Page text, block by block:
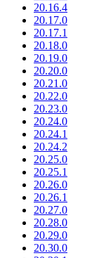
20.16.4
20.17.0
20.17.1
20.18.0
20.19.0
20.20.0
20.21.0
20.22.0
20.23.0
20.24.0
20.24.1
20.24.2
20.25.0
20.25.1
20.26.0
20.26.1
20.27.0
20.28.0
20.29.0
20.30.0